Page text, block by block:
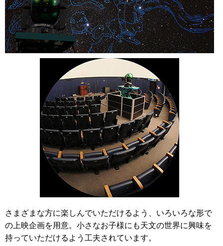
さまざまな方に楽しんでいただけるよう、いろいろな形で
の上映企画を用意。小さなお子様にも天文の世界に興味を
持っていただけるよう工夫されています。